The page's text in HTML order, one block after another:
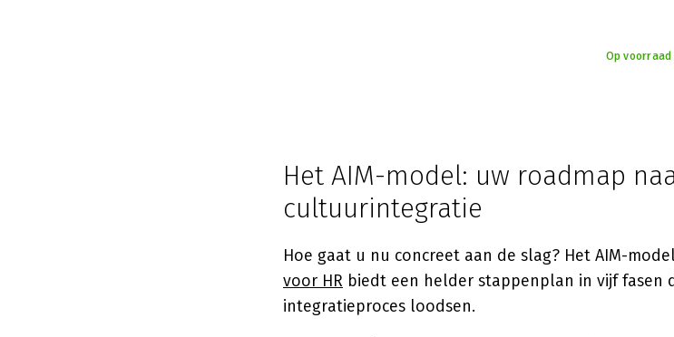
Op
Het AIM-model: uw roadmap
cultuurintegratie
Hoe gaat u nu concreet aan de slag? Het AIM-
voor HR biedt een helder stappenplan in vijf fasen
integratieproces loodsen.